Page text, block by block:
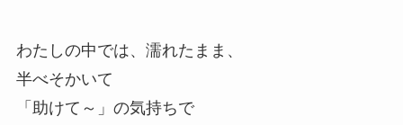
わたしの中では、濡れたまま、
半べそかいて
「助けて～」の気持ちで